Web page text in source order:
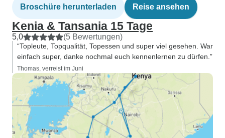
Broschüre herunterladen Reise ansehen
Kenia & Tansania 15 Tage
5,0 (5 Bewertungen)
“Topleute, Topqualität, Topessen und super viel gesehen. War
einfach super, danke nochmal euch kennenlernen zu dürfen.”
Thomas, verreist im Juni